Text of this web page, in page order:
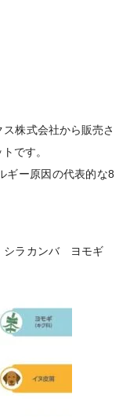
株式会社から販売さ
です。
ギー原因の代表的な8
シラカンバ ヨモギ